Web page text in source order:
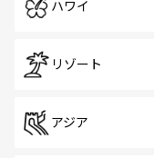
ハワイ
リゾート
アジア